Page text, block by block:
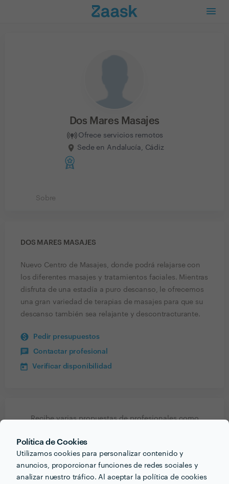
Política de Cookies
Utilizamos cookies para personalizar contenido y
anuncios, proporcionar funciones de redes sociales y
analizar nuestro tráfico. Al aceptar la política de cookies
Dos Mares Masajes
Ofrece servicios remotos
Sede en Andalucía, Cádiz
Sobre
DOS MARES MASAJES
Nuevo Centro de Masajes, donde podrá relajarse con
los diferentes masajes y tratamientos faciales. Mientras
disfruta de una estadía a puro descanso, le ofrecemos
una gran variedad de terapias de masajes para que su
descanso también sea relajante y descontracturante.
Pedir presupuestos
Contactar profesional
Verificar disponibilidad
Recibe varias propuestas de profesionales como